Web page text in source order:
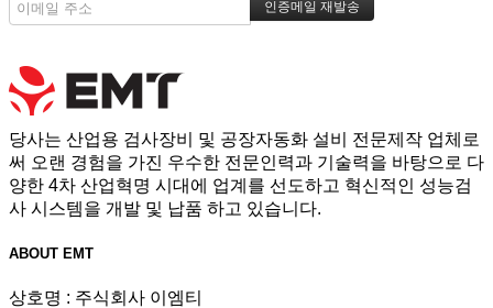
당사는 산업용 검사장비 및 공장자동화 설비 전문제작 업체로
써 오랜 경험을 가진 우수한 전문인력과 기술력을 바탕으로 다
양한 4차 산업혁명 시대에 업계를 선도하고 혁신적인 성능검
사 시스템을 개발 및 납품 하고 있습니다.
ABOUT EMT
상호명 : 주식회사 이엠티